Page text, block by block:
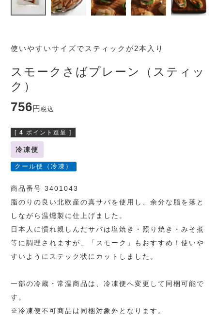
使いやすいサイズでスティックが2本入り
スモークさばプレーン（スティッ
ク）
756 税込
[ 4 ポイント進呈 ]
冷凍便
クール便（冷凍）
商品番号 3401043
脂のりの良い北欧産の真サバを使用し、余分な脂を落と
しながら温燻製に仕上げました。
日本人に慣れ親しんだサバは塩焼き・照り焼き・みそ煮
等に調理されますが、「スモーク」もおすすめ！使いや
すいようにステック状にカットしました。
一部の冷蔵・常温商品は、冷凍便へ変更して同梱可能で
す。
※冷凍便不可商品は同梱対象外となります。